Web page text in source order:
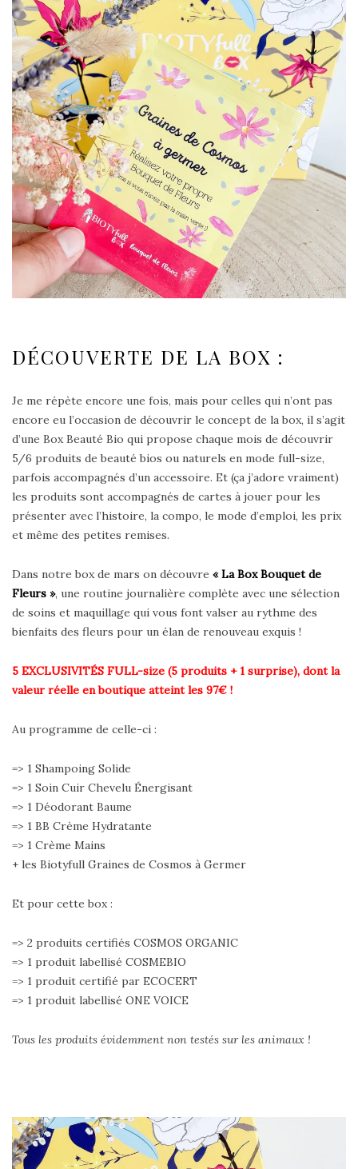
DÉCOUVERTE DE LA BOX :
Je me répète encore une fois, mais pour celles qui n’ont pas
encore eu l’occasion de découvrir le concept de la box, il s’agit
d’une Box Beauté Bio qui propose chaque mois de découvrir
5/6 produits de beauté bios ou naturels en mode full-size,
parfois accompagnés d’un accessoire. Et (ça j’adore vraiment)
les produits sont accompagnés de cartes à jouer pour les
présenter avec l’histoire, la compo, le mode d’emploi, les prix
et même des petites remises.
Dans notre box de mars on découvre « La Box Bouquet de
Fleurs », une routine journalière complète avec une sélection
de soins et maquillage qui vous font valser au rythme des
bienfaits des fleurs pour un élan de renouveau exquis !
5 EXCLUSIVITÉS FULL-size (5 produits + 1 surprise), dont la
valeur réelle en boutique atteint les 97€ !
Au programme de celle-ci :
=> 1 Shampoing Solide
=> 1 Soin Cuir Chevelu Énergisant
=> 1 Déodorant Baume
=> 1 BB Crème Hydratante
=> 1 Crème Mains
+ les Biotyfull Graines de Cosmos à Germer
Et pour cette box :
=> 2 produits certifiés COSMOS ORGANIC
=> 1 produit labellisé COSMEBIO
=> 1 produit certifié par ECOCERT
=> 1 produit labellisé ONE VOICE
Tous les produits évidemment non testés sur les animaux !